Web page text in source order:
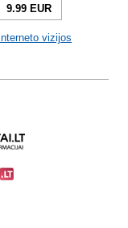
9.99 EUR
Interneto vizijos